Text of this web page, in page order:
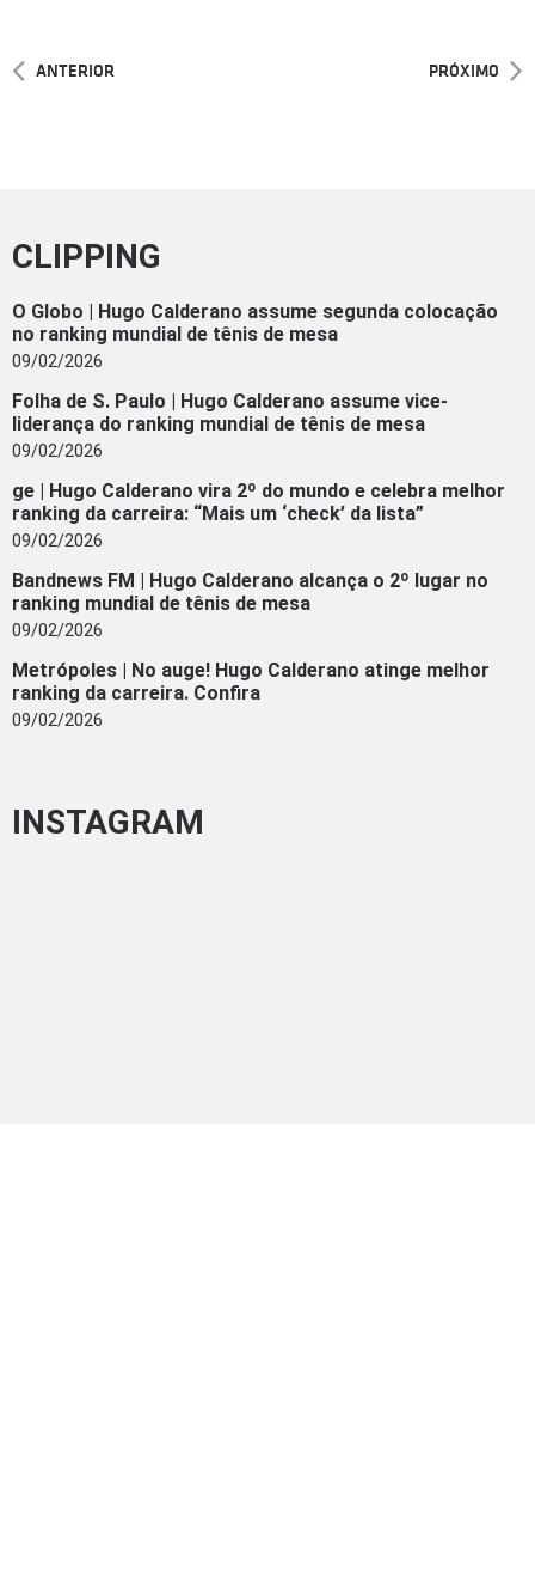
ANTERIOR PRÓXIMO
CLIPPING
O Globo | Hugo Calderano assume segunda colocação
no ranking mundial de tênis de mesa
09/02/2026
Folha de S. Paulo | Hugo Calderano assume vice-
liderança do ranking mundial de tênis de mesa
09/02/2026
ge | Hugo Calderano vira 2º do mundo e celebra melhor
ranking da carreira: “Mais um ‘check’ da lista”
09/02/2026
Bandnews FM | Hugo Calderano alcança o 2º lugar no
ranking mundial de tênis de mesa
09/02/2026
Metrópoles | No auge! Hugo Calderano atinge melhor
ranking da carreira. Confira
09/02/2026
INSTAGRAM